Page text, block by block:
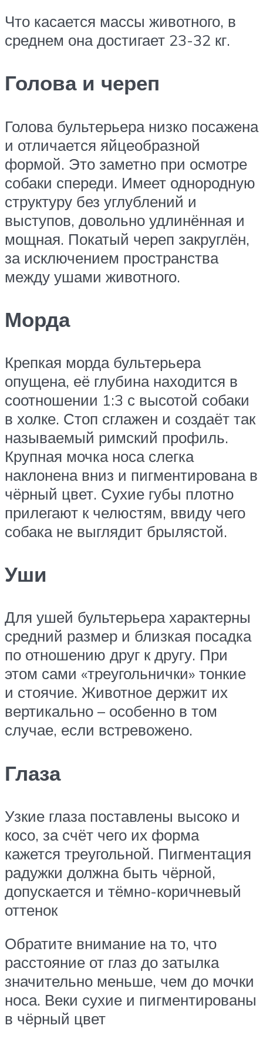
Что касается массы животного, в
среднем она достигает 23-32 кг.
Голова и череп
Голова бультерьера низко посажена
и отличается яйцеобразной
формой. Это заметно при осмотре
собаки спереди. Имеет однородную
структуру без углублений и
выступов, довольно удлинённая и
мощная. Покатый череп закруглён,
за исключением пространства
между ушами животного.
Морда
Крепкая морда бультерьера
опущена, её глубина находится в
соотношении 1:3 с высотой собаки
в холке. Стоп сглажен и создаёт так
называемый римский профиль.
Крупная мочка носа слегка
наклонена вниз и пигментирована в
чёрный цвет. Сухие губы плотно
прилегают к челюстям, ввиду чего
собака не выглядит брылястой.
Уши
Для ушей бультерьера характерны
средний размер и близкая посадка
по отношению друг к другу. При
этом сами «треугольнички» тонкие
и стоячие. Животное держит их
вертикально – особенно в том
случае, если встревожено.
Глаза
Узкие глаза поставлены высоко и
косо, за счёт чего их форма
кажется треугольной. Пигментация
радужки должна быть чёрной,
допускается и тёмно-коричневый
оттенок
Обратите внимание на то, что
расстояние от глаз до затылка
значительно меньше, чем до мочки
носа. Веки сухие и пигментированы
в чёрный цвет